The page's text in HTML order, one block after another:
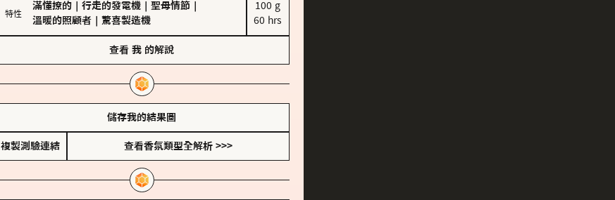
特性
滿懂撩的 行走的發電機 聖母情節
溫暖的照顧者
驚喜製造機
100 g
60 hrs
查看 我 的解說
儲存我的結果圖
複製測驗連結 查看香氛類型全解析 >>>